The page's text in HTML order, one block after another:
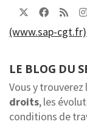
(www.sap-cgt.fr)
LE BLOG DU
Vous y trouverez
droits, les
conditions de